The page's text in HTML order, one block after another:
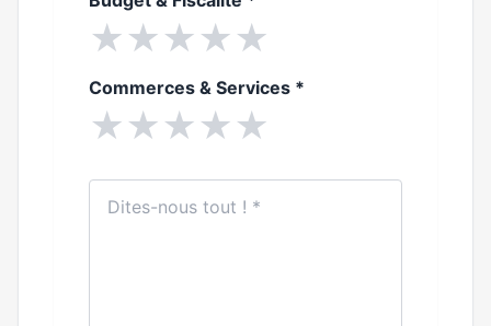
★★★★★
Commerces & Services *
★★★★★